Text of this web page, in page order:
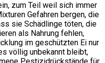
zum Teil weil sich immer
Gefahren bergen, die
sie Schädlinge töten, die
als Nahrung fehlen,
im geschützten Ei nur
völlig unbekannt bleibt,